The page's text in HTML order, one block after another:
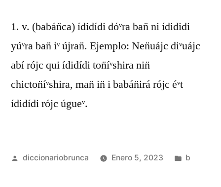
1. v. (babán̈ca) ídidídi dóᵛra ban̈ ni ídididi
yúᵛra ban̈ iᵛ újran̈. Ejemplo: Nen̈uájc diᵛuájc
abí rójc qui ídidídi ton̈íᵛshira nin̈
chicton̈íᵛshira, man̈ in̈ i babán̈irá rójc éᵛt
ídidídi rójc úgueᵛ.
diccionariobrunca Enero 5, 2023 b